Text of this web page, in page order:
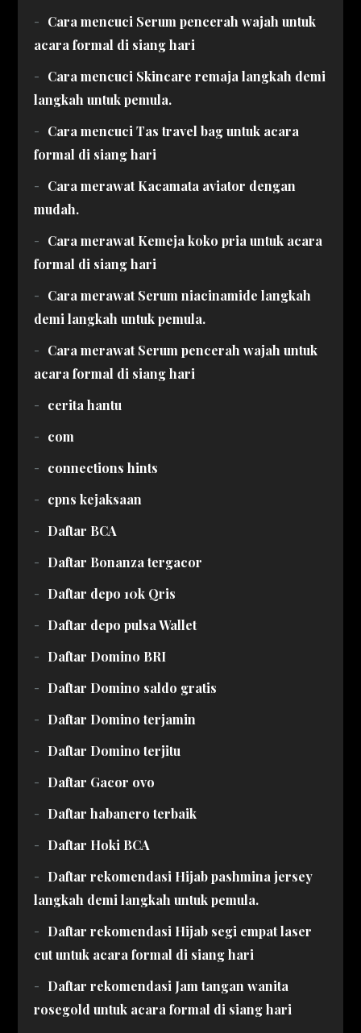
Cara mencuci Serum pencerah wajah untuk
acara formal di siang hari
Cara mencuci Skincare remaja langkah demi
langkah untuk pemula.
Cara mencuci Tas travel bag untuk acara
formal di siang hari
Cara merawat Kacamata aviator dengan
mudah.
Cara merawat Kemeja koko pria untuk acara
formal di siang hari
Cara merawat Serum niacinamide langkah
demi langkah untuk pemula.
Cara merawat Serum pencerah wajah untuk
acara formal di siang hari
cerita hantu
com
connections hints
cpns kejaksaan
Daftar BCA
Daftar Bonanza tergacor
Daftar depo 10k Qris
Daftar depo pulsa Wallet
Daftar Domino BRI
Daftar Domino saldo gratis
Daftar Domino terjamin
Daftar Domino terjitu
Daftar Gacor ovo
Daftar habanero terbaik
Daftar Hoki BCA
Daftar rekomendasi Hijab pashmina jersey
langkah demi langkah untuk pemula.
Daftar rekomendasi Hijab segi empat laser
cut untuk acara formal di siang hari
Daftar rekomendasi Jam tangan wanita
rosegold untuk acara formal di siang hari